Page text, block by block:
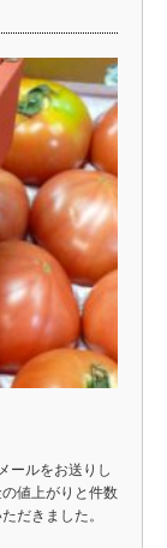
ールをお送りし
値上がりと件数
だきました。